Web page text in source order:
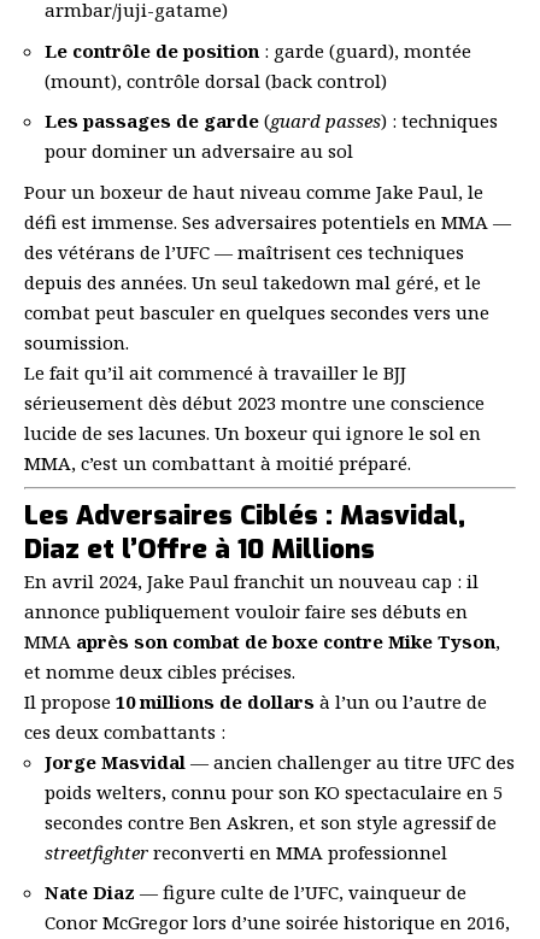
armbar/juji-gatame)
Le contrôle de position : garde (guard), montée
(mount), contrôle dorsal (back control)
Les passages de garde (guard passes) : techniques
pour dominer un adversaire au sol
Pour un boxeur de haut niveau comme Jake Paul, le
défi est immense. Ses adversaires potentiels en MMA —
des vétérans de l’UFC — maîtrisent ces techniques
depuis des années. Un seul takedown mal géré, et le
combat peut basculer en quelques secondes vers une
soumission.
Le fait qu’il ait commencé à travailler le BJJ
sérieusement dès début 2023 montre une conscience
lucide de ses lacunes. Un boxeur qui ignore le sol en
MMA, c’est un combattant à moitié préparé.
Les Adversaires Ciblés : Masvidal,
Diaz et l’Offre à 10 Millions
En avril 2024, Jake Paul franchit un nouveau cap : il
annonce publiquement vouloir faire ses débuts en
MMA après son combat de boxe contre Mike Tyson,
et nomme deux cibles précises.
Il propose 10 millions de dollars à l’un ou l’autre de
ces deux combattants :
Jorge Masvidal — ancien challenger au titre UFC des
poids welters, connu pour son KO spectaculaire en 5
secondes contre Ben Askren, et son style agressif de
streetfighter reconverti en MMA professionnel
Nate Diaz — figure culte de l’UFC, vainqueur de
Conor McGregor lors d’une soirée historique en 2016,